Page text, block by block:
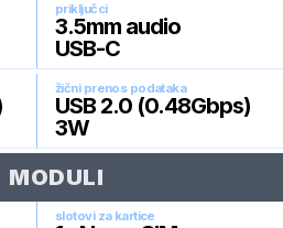
priključci
3.5mm audio
USB-C
žični prenos podataka
USB 2.0 (0.48Gbps)
3W
MODULI
slotovi za kartice